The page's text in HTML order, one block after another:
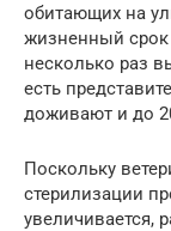
обитающих на
жизненный
несколько раз
есть
доживают и до
Поскольку
стерилизации
увеличивается,